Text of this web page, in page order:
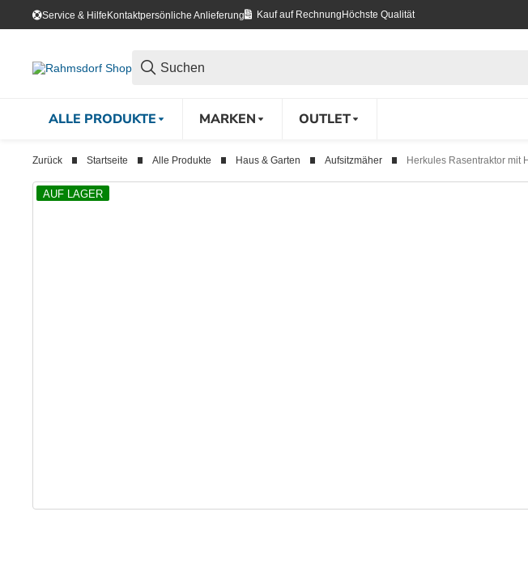
Service & HilfeKontaktpersönliche Anlieferung Kauf auf Rechnung Höchste Qualität
ALLE PRODUKTE MARKEN OUTLET
Zurück Startseite Alle Produkte Haus & Garten Aufsitzmäher Herkules Rasentraktor mit
AUF LAGER